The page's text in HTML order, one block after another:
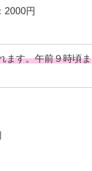
：2000円
ます。午前９時頃ま